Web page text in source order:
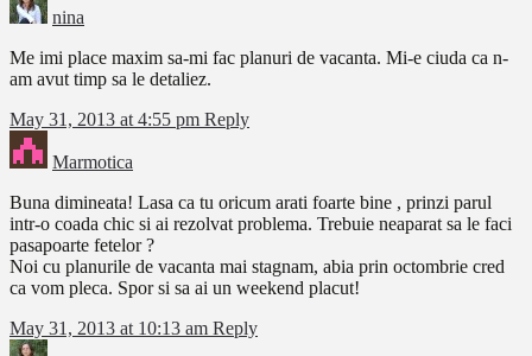
nina
Me imi place maxim sa-mi fac planuri de vacanta. Mi-e ciuda ca n-
am avut timp sa le detaliez.
May 31, 2013 at 4:55 pm Reply
Marmotica
Buna dimineata! Lasa ca tu oricum arati foarte bine , prinzi parul
intr-o coada chic si ai rezolvat problema. Trebuie neaparat sa le faci
pasapoarte fetelor ?
Noi cu planurile de vacanta mai stagnam, abia prin octombrie cred
ca vom pleca. Spor si sa ai un weekend placut!
May 31, 2013 at 10:13 am Reply